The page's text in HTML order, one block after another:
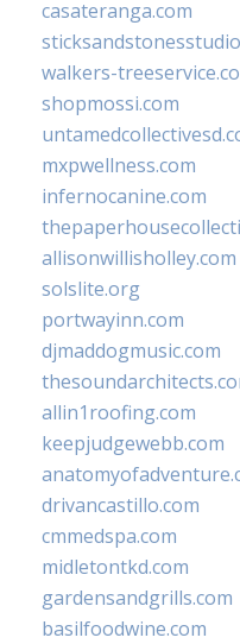
casateranga.com
walkers-
shopmossi.com
mxpwellness.com
infernocanine.com
allisonwillisholley.com
solslite.org
portwayinn.com
djmaddogmusic.com
allin1roofing.com
keepjudgewebb.com
drivancastillo.com
cmmedspa.com
midletontkd.com
gardensandgrills.com
basilfoodwine.com